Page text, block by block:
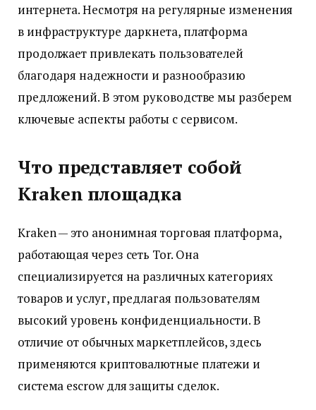
интернета. Несмотря на регулярные изменения
в инфраструктуре даркнета, платформа
продолжает привлекать пользователей
благодаря надежности и разнообразию
предложений. В этом руководстве мы разберем
ключевые аспекты работы с сервисом.
Что представляет собой
Kraken площадка
Kraken — это анонимная торговая платформа,
работающая через сеть Tor. Она
специализируется на различных категориях
товаров и услуг, предлагая пользователям
высокий уровень конфиденциальности. В
отличие от обычных маркетплейсов, здесь
применяются криптовалютные платежи и
система escrow для защиты сделок.